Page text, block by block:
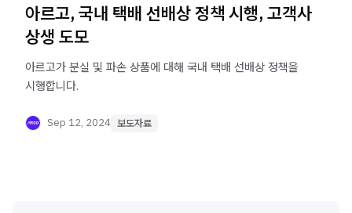
아르고, 국내 택배 선배상 정책 시행, 고객사
상생 도모
아르고가 분실 및 파손 상품에 대해 국내 택배 선배상 정책을
시행합니다.
Sep 12, 2024 보도자료